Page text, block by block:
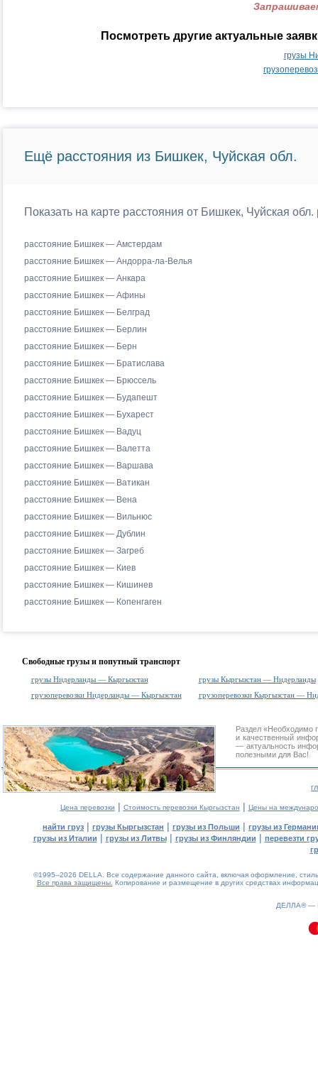
Посмотреть другие актуальные
грузы
Ещё расстояния из Бишкек, Чуйская обл.
Показать на карте расстояния от Бишкек, Чуйская
расстояние Бишкек — Амстердам
расстояние Бишкек — Андорра-ла-Велья
расстояние Бишкек — Анкара
расстояние Бишкек — Афины
расстояние Бишкек — Белград
расстояние Бишкек — Берлин
расстояние Бишкек — Берн
расстояние Бишкек — Братислава
расстояние Бишкек — Брюссель
расстояние Бишкек — Будапешт
расстояние Бишкек — Бухарест
расстояние Бишкек — Вадуц
расстояние Бишкек — Валетта
расстояние Бишкек — Варшава
расстояние Бишкек — Ватикан
расстояние Бишкек — Вена
расстояние Бишкек — Вильнюс
расстояние Бишкек — Дублин
расстояние Бишкек — Загреб
расстояние Бишкек — Киев
расстояние Бишкек — Кишинев
расстояние Бишкек — Копенгаген
Свободные грузы и попутный транспорт
грузы Нидерланды — Кыргызстан
грузы Кыргызстан — Нидерланды
грузоперевозки Нидерланды — Кыргызстан
грузоперевозки Кыргызстан —
Раздел «Необходимо
и качественный
— актуальность
полезными для Вас!
Цена перевозки | Стоимость перевозки Кыргызстан | Цены на
найти груз | грузы Кыргызстан | грузы из Польши | грузы из
грузы из Италии | грузы из Литвы| грузы из Финляндии | перевезти
©1995–2026 DELLA. Все содержание данного сайта, включая оформление,
Все права защищены. Копирование и размещение в других средствах
ДЕЛЛА® —